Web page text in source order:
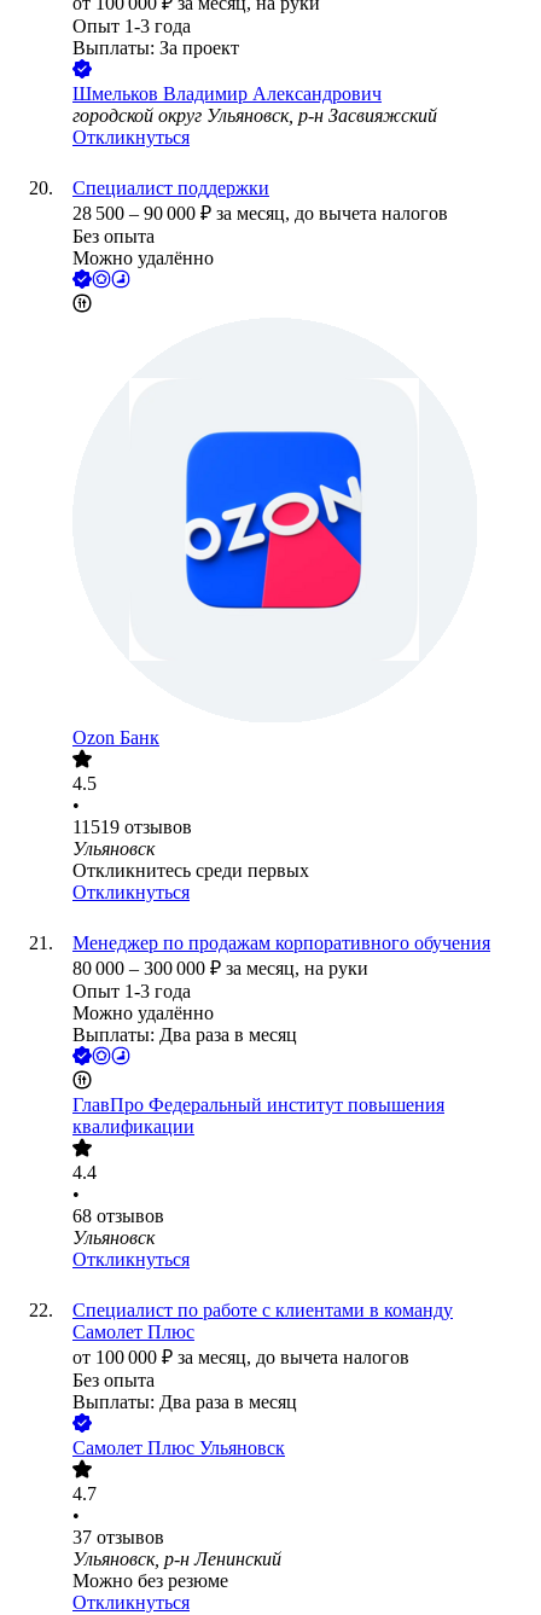
Опыт 1-3 года
Выплаты: За проект
Шмельков Владимир Александрович
городской округ Ульяновск, р-н Засвияжский
Откликнуться
Специалист поддержки
28 500 – 90 000 ₽ за месяц, до вычета налогов
Без опыта
Можно удалённо
Ozon Банк
4.5
•
11519 отзывов
Ульяновск
Откликнитесь среди первых
Откликнуться
Менеджер по продажам корпоративного обучения
80 000 – 300 000 ₽ за месяц, на руки
Опыт 1-3 года
Можно удалённо
Выплаты: Два раза в месяц
ГлавПро Федеральный институт повышения
квалификации
4.4
•
68 отзывов
Ульяновск
Откликнуться
Специалист по работе с клиентами в команду
Самолет Плюс
от 100 000 ₽ за месяц, до вычета налогов
Без опыта
Выплаты: Два раза в месяц
Самолет Плюс Ульяновск
4.7
•
37 отзывов
Ульяновск, р-н Ленинский
Можно без резюме
Откликнуться